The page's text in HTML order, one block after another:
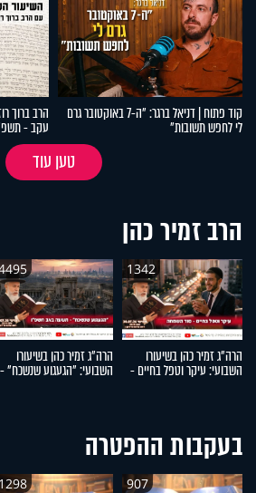
קוד פתוח | דניאל ברגר: "ה-7 באוקטובר גרם
לי לחפש תשובות"
הרב ברוך
עקב -
טען עוד
הרב זמיר כהן
1342
הרה"ג זמיר כהן בשיעורו
השבועי: עיקר וטפל בחיים -
הרה"ג זמיר כהן בשיעורו
השבועי: "הגעגוע שנשכח" -
בעקבות ההפטרה
907
1298